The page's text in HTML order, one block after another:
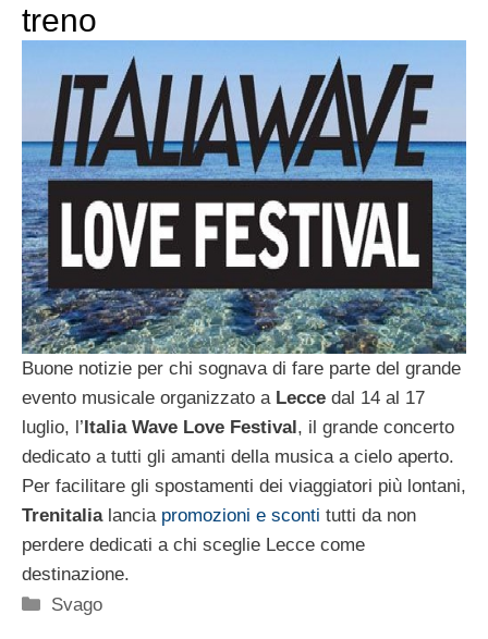
treno
Buone notizie per chi sognava di fare parte del grande
evento musicale organizzato a Lecce dal 14 al 17
luglio, l’Italia Wave Love Festival, il grande concerto
dedicato a tutti gli amanti della musica a cielo aperto.
Per facilitare gli spostamenti dei viaggiatori più lontani,
Trenitalialancia promozioni e sconti tutti da non
perdere dedicati a chi sceglie Lecce come
destinazione.
Categorie
Svago